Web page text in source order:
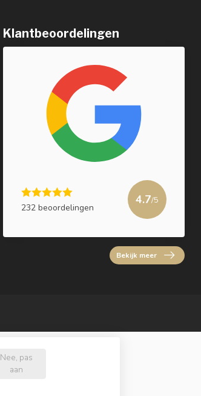
Klantbeoordelingen
232 beoordelingen
4.7/5
Bekijk meer
Nee, pas
aan